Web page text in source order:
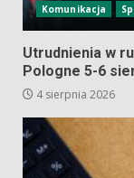
Komunikacja
Utrudnienia w
Pologne 5-6
4 sierpnia 2026